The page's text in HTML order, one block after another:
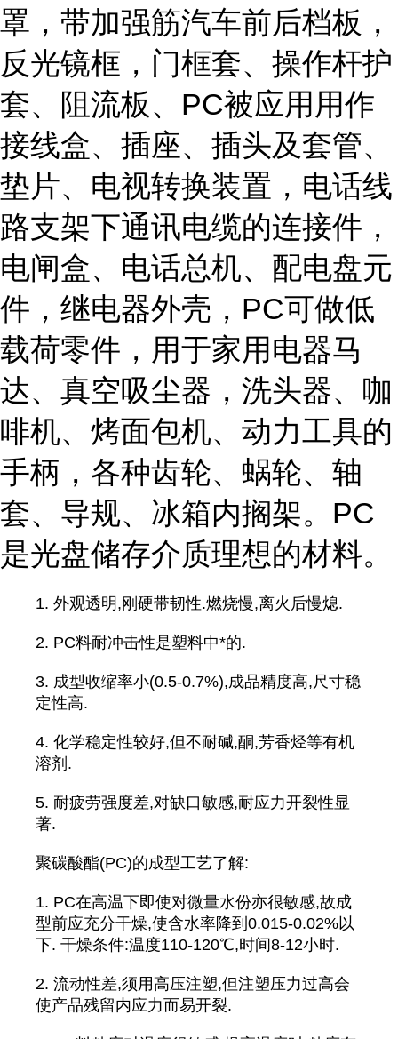
罩，带加强筋汽车前后档板，
反光镜框，门框套、操作杆护
套、阻流板、PC被应用用作
接线盒、插座、插头及套管、
垫片、电视转换装置，电话线
路支架下通讯电缆的连接件，
电闸盒、电话总机、配电盘元
件，继电器外壳，PC可做低
载荷零件，用于家用电器马
达、真空吸尘器，洗头器、咖
啡机、烤面包机、动力工具的
手柄，各种齿轮、蜗轮、轴
套、导规、冰箱内搁架。PC
是光盘储存介质理想的材料。
1. 外观透明,刚硬带韧性.燃烧慢,离火后慢熄.
2. PC料耐冲击性是塑料中*的.
3. 成型收缩率小(0.5-0.7%),成品精度高,尺寸稳
定性高.
4. 化学稳定性较好,但不耐碱,酮,芳香烃等有机
溶剂.
5. 耐疲劳强度差,对缺口敏感,耐应力开裂性显
著.
聚碳酸酯(PC)的成型工艺了解:
1. PC在高温下即使对微量水份亦很敏感,故成
型前应充分干燥,使含水率降到0.015-0.02%以
下. 干燥条件:温度110-120℃,时间8-12小时.
2. 流动性差,须用高压注塑,但注塑压力过高会
使产品残留内应力而易开裂.